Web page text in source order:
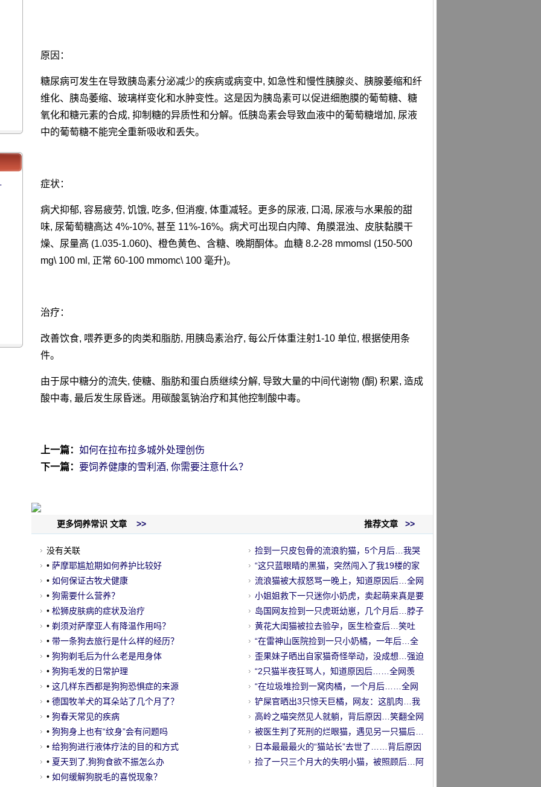
原因：
糖尿病可发生在导致胰岛素分泌减少的疾病或病变中, 如急性和慢性胰腺炎、胰腺萎缩和纤
维化、胰岛萎缩、玻璃样变化和水肿变性。这是因为胰岛素可以促进细胞膜的葡萄糖、糖
氧化和糖元素的合成, 抑制糖的异质性和分解。低胰岛素会导致血液中的葡萄糖增加, 尿液
中的葡萄糖不能完全重新吸收和丢失。
症状：
病犬抑郁, 容易疲劳, 饥饿, 吃多, 但消瘦, 体重减轻。更多的尿液, 口渴, 尿液与水果般的甜
味, 尿葡萄糖高达 4%-10%, 甚至 11%-16%。病犬可出现白内障、角膜混浊、皮肤黏膜干
燥、尿量高 (1.035-1.060)、橙色黄色、含糖、晚期酮体。血糖 8.2-28 mmomsl (150-500
mg\ 100 ml, 正常 60-100 mmomc\ 100 毫升)。
治疗：
改善饮食, 喂养更多的肉类和脂肪, 用胰岛素治疗, 每公斤体重注射1-10 单位, 根据使用条
件。
由于尿中糖分的流失, 使糖、脂肪和蛋白质继续分解, 导致大量的中间代谢物 (酮) 积累, 造成
酸中毒, 最后发生尿昏迷。用碳酸氢钠治疗和其他控制酸中毒。
上一篇： 如何在拉布拉多城外处理创伤
下一篇： 要饲养健康的雪利酒, 你需要注意什么？
推荐文章 >>
更多饲养常识 文章 >>
捡到一只皮包骨的流浪豹猫，5个月后…我哭
了！！
“这只蓝眼睛的黑猫，突然闯入了我19楼的家
里…”
流浪猫被大叔怒骂一晚上，知道原因后…全网
笑喷了！
小姐姐救下一只迷你小奶虎，卖起萌来真是要
人命！
岛国网友捡到一只虎斑幼崽，几个月后…脖子
断了！
黄花大闺猫被拉去验孕，医生检查后…笑吐
了！！
“在雷神山医院捡到一只小奶橘，一年后…全
网笑惨！”
歪果妹子晒出自家猫奇怪举动，没成想…强迫
症患者全沸腾了！！
“2只猫半夜狂骂人，知道原因后……全网羡
慕！”
“在垃圾堆捡到一窝肉橘，一个月后……全网
喊着要偷猫！！”
铲屎官晒出3只惊天巨橘，网友：这肌肉…我
哭了啊啊！
高岭之喵突然见人就躺，背后原因…笑翻全网
哈哈哈哈！
被医生判了死刑的烂眼猫，遇见另一只猫后…
逆袭了！！
日本最最最火的“猫站长”去世了……背后原因
让人心痛！！
捡了一只三个月大的失明小猫，被照顾后…阿
没有关联
• 萨摩耶尴尬期如何养护比较好
• 如何保证古牧犬健康
• 狗需要什么营养？
• 松狮皮肤病的症状及治疗
• 剃须对萨摩亚人有降温作用吗？
• 带一条狗去旅行是什么样的经历？
• 狗狗剃毛后为什么老是甩身体
• 狗狗毛发的日常护理
• 这几样东西都是狗狗恐惧症的来源
• 德国牧羊犬的耳朵站了几个月了？
• 狗春天常见的疾病
• 狗狗身上也有“纹身”会有问题吗
• 给狗狗进行液体疗法的目的和方式
• 夏天到了,狗狗食欲不振怎么办
• 如何缓解狗脱毛的喜悦现象？